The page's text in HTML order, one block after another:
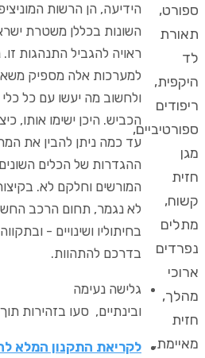
ספורט,
תאורת
לד
היקפית,
ריפודים
ספורטיביים,
מגן
חזית
קשוח,
מתלים
נפרדים
ארוכי
מהלך,
חזית
מאיימת,
הידיעה, הן הרשות
השונות בכללן משטרת
ראויה להגביל התנהגות זו.
למערכות אלה מספיק
ולחשוב מה יעשו עם כל
הכביש. היכן ישימו אותו,
עד כמה ניתן להבין את
ההגדרות של הכלים
המורשים וחלקם לא.
לא נגמר, תחום הרכב
בחיתוליו ושינויים -
בדרכם להתהוות.
גלישה נעימה
ובינתיים, סעו בזהירות
לקריאת התקנון המלא